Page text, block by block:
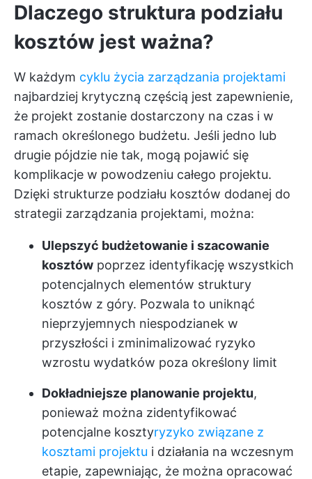
Dlaczego struktura podziału
kosztów jest ważna?
W każdym cyklu życia zarządzania projektami
najbardziej krytyczną częścią jest zapewnienie,
że projekt zostanie dostarczony na czas i w
ramach określonego budżetu. Jeśli jedno lub
drugie pójdzie nie tak, mogą pojawić się
komplikacje w powodzeniu całego projektu.
Dzięki strukturze podziału kosztów dodanej do
strategii zarządzania projektami, można:
Ulepszyć budżetowanie i szacowanie
kosztów poprzez identyfikację wszystkich
potencjalnych elementów struktury
kosztów z góry. Pozwala to uniknąć
nieprzyjemnych niespodzianek w
przyszłości i zminimalizować ryzyko
wzrostu wydatków poza określony limit
Dokładniejsze planowanie projektu,
ponieważ można zidentyfikować
potencjalne kosztyryzyko związane z
kosztami projektu i działania na wczesnym
etapie, zapewniając, że można opracować